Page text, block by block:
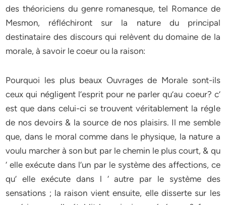
des théoriciens du genre romanesque, tel Romance de
Mesmon, réfléchiront sur la nature du principal
destinataire des discours qui relèvent du domaine de la
morale, à savoir le coeur ou la raison:
Pourquoi les plus beaux Ouvrages de Morale sont-ils
ceux qui négligent l’esprit pour ne parler qu’au coeur? c’
est que dans celui-ci se trouvent véritablement la régIe
de nos devoirs & la source de nos plaisirs. Il me semble
que, dans le moral comme dans le physique, la nature a
voulu marcher à son but par le chemin le plus court, & qu
‘ elle exécute dans l’un par le système des affections, ce
qu’ elle exécute dans l ‘ autre par le système des
sensations ; la raison vient ensuite, elle disserte sur les